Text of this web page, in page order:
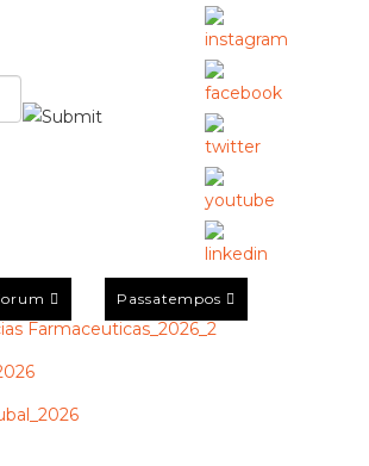
Passatempos